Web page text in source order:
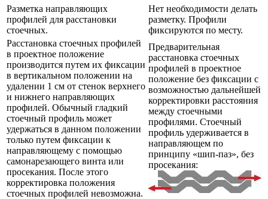
Разметка направляющих
профилей для расстановки
стоечных.
Нет необходимости делать
разметку. Профили
фиксируются по месту.
Расстановка стоечных профилей
в проектное положение
производится путем их фиксации
в вертикальном положении на
удалении 1 см от стенок верхнего
и нижнего направляющих
профилей. Обычный гладкий
стоечный профиль может
удержаться в данном положении
только путем фиксации к
направляющему с помощью
самонарезающего винта или
просекания. После этого
корректировка положения
стоечных профилей невозможна.
Предварительная
расстановка стоечных
профилей в проектное
положение без фиксации с
возможностью дальнейшей
корректировки расстояния
между стоечными
профилями. Стоечный
профиль удерживается в
направляющем по
принципу «шип-паз», без
просекания: